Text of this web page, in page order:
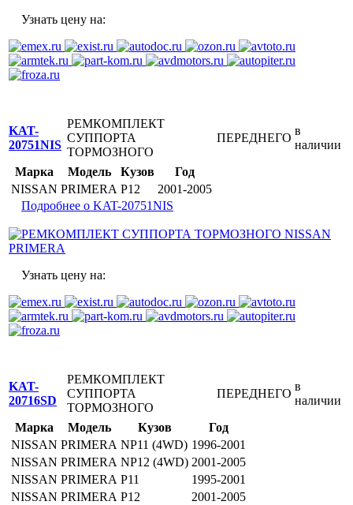
Узнать цену на:
KAT-
20751NIS
РЕМКОМПЛЕКТ
СУППОРТА
ТОРМОЗНОГО
ПЕРЕДНЕГО
в
наличии
Марка
Модель Кузов
Год
NISSAN PRIMERA P12
2001-2005
Подробнее о KAT-20751NIS
Узнать цену на:
KAT-
20716SD
РЕМКОМПЛЕКТ
СУППОРТА
ТОРМОЗНОГО
ПЕРЕДНЕГО
в
наличии
Марка
Модель Кузов
Год
NISSAN PRIMERA NP11 (4WD) 1996-2001
NISSAN PRIMERA NP12 (4WD) 2001-2005
NISSAN PRIMERA P11
1995-2001
NISSAN PRIMERA P12
2001-2005